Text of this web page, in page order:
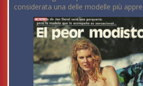
considerata una delle modelle più